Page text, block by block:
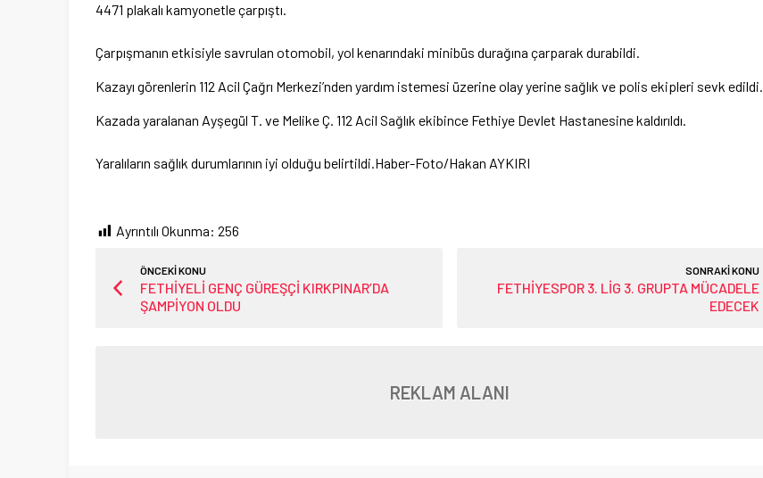
4471 plakalı kamyonetle çarpıştı.
Çarpışmanın etkisiyle savrulan otomobil, yol kenarındaki minibüs durağına çarparak durabildi.
Kazayı görenlerin 112 Acil Çağrı Merkezi’nden yardım istemesi üzerine olay yerine sağlık ve polis ekipleri sevk edildi.
Kazada yaralanan Ayşegül T. ve Melike Ç. 112 Acil Sağlık ekibince Fethiye Devlet Hastanesine kaldırıldı.
Yaralıların sağlık durumlarının iyi olduğu belirtildi.Haber-Foto/Hakan AYKIRI
Ayrıntılı Okunma: 256
ÖNCEKİ KONU
FETHİYELİ GENÇ GÜREŞÇİ KIRKPINAR’DA
ŞAMPİYON OLDU
SONRAKİ KONU
FETHİYESPOR 3. LİG 3. GRUPTA MÜCADELE
EDECEK
REKLAM ALANI